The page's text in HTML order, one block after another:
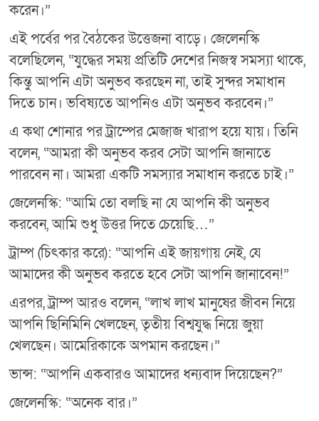
করেন।”
এই পর্বের পর বৈঠকের উত্তেজনা বাড়ে। জেলেনস্কি
বলেছিলেন, “যুদ্ধের সময় প্রতিটি দেশের নিজস্ব সমস্যা থাকে,
কিন্তু আপনি এটা অনুভব করছেন না, তাই সুন্দর সমাধান
দিতে চান। ভবিষ্যতে আপনিও এটা অনুভব করবেন।”
এ কথা শোনার পর ট্রাম্পের মেজাজ খারাপ হয়ে যায়। তিনি
বলেন, “আমরা কী অনুভব করব সেটা আপনি জানাতে
পারবেন না। আমরা একটি সমস্যার সমাধান করতে চাই।”
জেলেনস্কি: “আমি তো বলছি না যে আপনি কী অনুভব
করবেন, আমি শুধু উত্তর দিতে চেয়েছি…”
ট্রাম্প (চিৎকার করে): “আপনি এই জায়গায় নেই, যে
আমাদের কী অনুভব করতে হবে সেটা আপনি জানাবেন!”
এরপর, ট্রাম্প আরও বলেন, “লাখ লাখ মানুষের জীবন নিয়ে
আপনি ছিনিমিনি খেলছেন, তৃতীয় বিশ্বযুদ্ধ নিয়ে জুয়া
খেলছেন। আমেরিকাকে অপমান করছেন।”
ভান্স: “আপনি একবারও আমাদের ধন্যবাদ দিয়েছেন?”
জেলেনস্কি: “অনেক বার।”